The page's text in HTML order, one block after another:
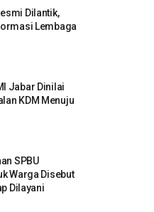
Dilantik,
Lembaga
Jabar Dinilai
KDM Menuju
SPBU
Warga Disebut
Dilayani